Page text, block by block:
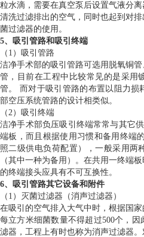
粒水滴，需要在真空泵后设置气液分
清洗过滤排出的空气，同时也起到对
菌过滤器的使用。
5、吸引管路和吸引终端
（1）吸引管路
洁净手术部的吸引管路可选用脱氧铜
管，目前在工程中比较常见的是采用
管。 而对于吸引管路的布置以阻力损
部空压系统管路的设计相类似。
（2）吸引终端
洁净手术部负压吸引终端常常与其它
端板，而且根据使用习惯和备用终端
照二级供电负荷配置），一般采用两
（其中一种为备用）。在共用一终端
的终端接头应具有不可互换性。
6、吸引管路其它设备和附件
（1）灭菌过滤器（消声过滤器）
在吸引的空气排入大气中时，根据国
每立方米细菌数量不得超过500个，
滤器，工程上有时也称为消声过滤器